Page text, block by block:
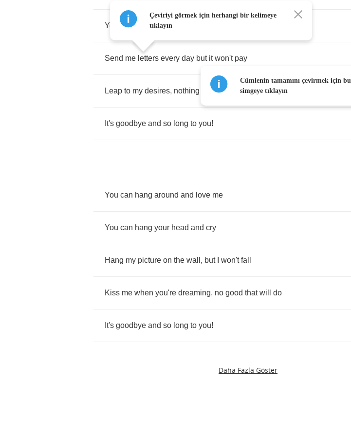
You can send me valentines
Send me letters every day but it won't pay
Leap to my desires, nothing else will do
It's goodbye and so long to you!
You can hang around and love me
You can hang your head and cry
Hang my picture on the wall , but won't fall
Kiss me when you're dreaming, no good that will do
It's goodbye and so long to you!
Daha Fazla Göster
Çeviriyi görmek için herhangi bir kelimeye
tıklayın
Cümlenin tamamını çevirmek için bu
simgeye tıklayın